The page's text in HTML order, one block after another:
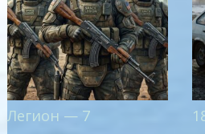
Легион — 7